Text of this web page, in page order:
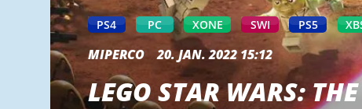
PS4 PC XONE SWI PS5
MIPERCO 20. JAN. 2022 15:12
LEGO STAR WARS: